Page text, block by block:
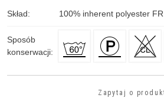
Skład: 100% inherent polyester FR
Sposób
konserwacji:
Zapytaj o